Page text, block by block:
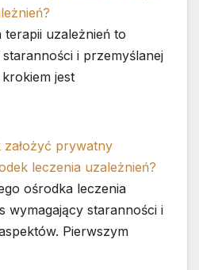
uzależnień to
i przemyślanej
jest
założyć prywatny
leczenia uzależnień?
ośrodka leczenia
wymagający staranności i
Pierwszym